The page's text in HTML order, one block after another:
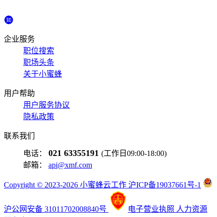
企业服务
职位搜索
职场头条
关于小蜜蜂
用户帮助
用户服务协议
隐私政策
联系我们
电话： 021 63355191 (工作日09:00-18:00)
邮箱： api@xmf.com
Copyright © 2023-2026 小蜜蜂云工作 沪ICP备19037661号-1
沪公网安备 31011702008840号 电子营业执照 人力资源